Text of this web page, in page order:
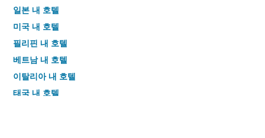
일본 내 호텔
미국 내 호텔
필리핀 내 호텔
베트남 내 호텔
이탈리아 내 호텔
태국 내 호텔